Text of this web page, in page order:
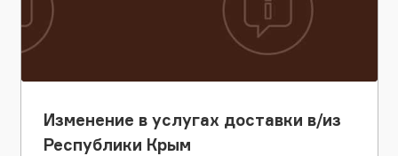
Изменение в услугах доставки в/из
Республики Крым